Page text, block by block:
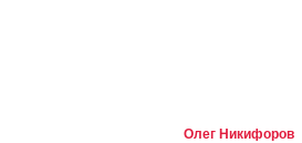
Олег Никифоров